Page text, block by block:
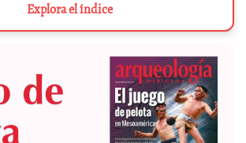
Explora el índice